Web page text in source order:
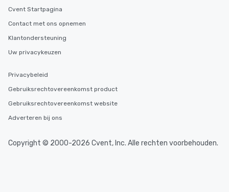
Cvent Startpagina
Contact met ons opnemen
Klantondersteuning
Uw privacykeuzen
Privacybeleid
Gebruiksrechtovereenkomst product
Gebruiksrechtovereenkomst website
Adverteren bij ons
Copyright © 2000-2026 Cvent, Inc. Alle rechten voorbehouden.